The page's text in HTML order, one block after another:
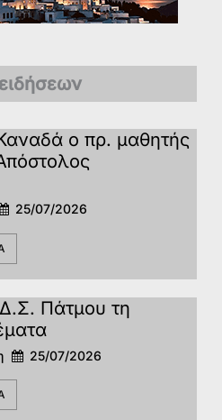
ο πρ. μαθητής
25/07/2026
Δ.Σ. Πάτμου τη
25/07/2026